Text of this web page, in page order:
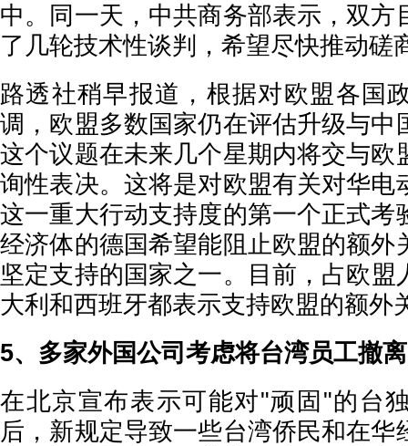
中。同一天，中共商务部表示，双方
了几轮技术性谈判，希望尽快推动磋
路透社稍早报道，根据对欧盟各国
调，欧盟多数国家仍在评估升级与中
这个议题在未来几个星期内将交与欧
询性表决。这将是对欧盟有关对华电
这一重大行动支持度的第一个正式考
经济体的德国希望能阻止欧盟的额外
坚定支持的国家之一。目前，占欧盟
大利和西班牙都表示支持欧盟的额外
5、多家外国公司考虑将台湾员工撤
在北京宣布表示可能对"顽固"的台
后，新规定导致一些台湾侨民和在华